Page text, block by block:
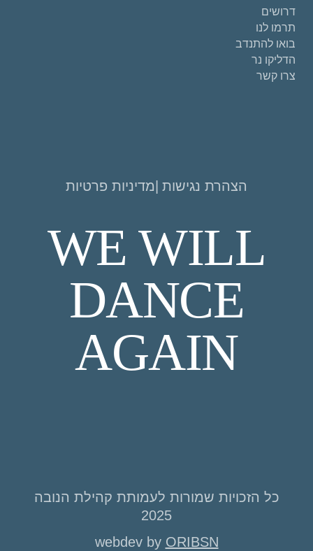
דרושים
תרמו לנו
בואו להתנדב
הדליקו נר
צרו קשר
הצהרת נגישות מדיניות פרטיות
WE WILL
DANCE
AGAIN
כל הזכויות שמורות לעמותת קהילת הנובה
2025
webdev by ORIBSN